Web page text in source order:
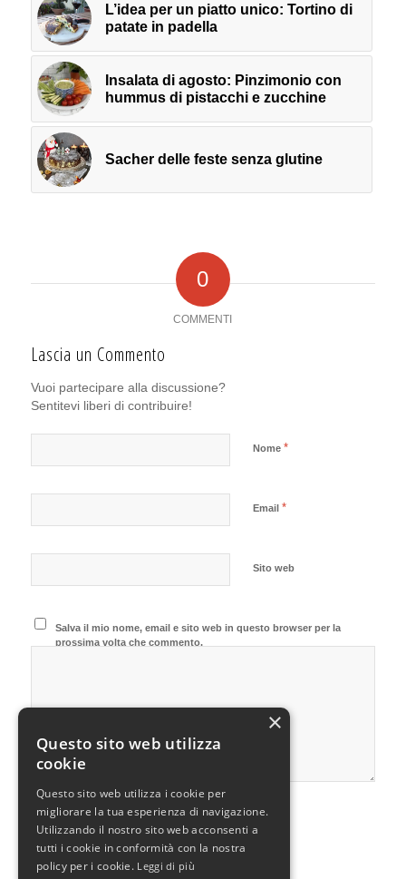
L’idea per un piatto unico: Tortino di
patate in padella
Insalata di agosto: Pinzimonio con
hummus di pistacchi e zucchine
Sacher delle feste senza glutine
0
COMMENTI
Lascia un Commento
Vuoi partecipare alla discussione?
Sentitevi liberi di contribuire!
Nome *
Email *
Sito web
Salva il mio nome, email e sito web in questo browser per la
prossima volta che commento.
×
Questo sito web utilizza
cookie
Questo sito web utilizza i cookie per
migliorare la tua esperienza di navigazione.
Utilizzando il nostro sito web acconsenti a
tutti i cookie in conformità con la nostra
policy per i cookie. Leggi di più